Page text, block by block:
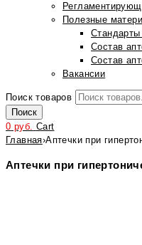
Полезные
Стандарты
Состав
Состав
Вакансии
Поиск товаров
Поиск
0 руб. Cart
Главная›Аптечки при
Аптечки при